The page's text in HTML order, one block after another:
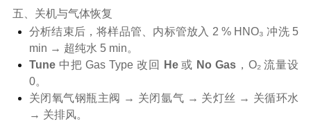
五、关机与气体恢复
分析结束后，将样品管、内标管放入 2 % HNO₃ 冲洗 5
min → 超纯水 5 min。
Tune中把 Gas Type 改回 He或 No Gas，O₂ 流量设
0。
关闭氧气钢瓶主阀 → 关闭氩气 → 关灯丝 → 关循环水
→ 关排风。